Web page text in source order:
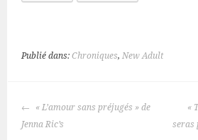
Publié dans:Chroniques,New Adult
NAVIGATION
« L’amour sans préjugés » de
Jenna Ric’s
«
seras